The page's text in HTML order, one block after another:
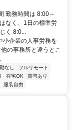
勤務時間は 8:00～
なく、1日の標準労
く 8:0...
小企業の人事労務を
の事務所と違うとこ
なし
フルリモート
在宅OK
賞与あり
服装自由